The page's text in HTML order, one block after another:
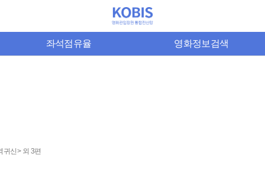
좌석점유율 영화정보검색
귀신> 외 3편